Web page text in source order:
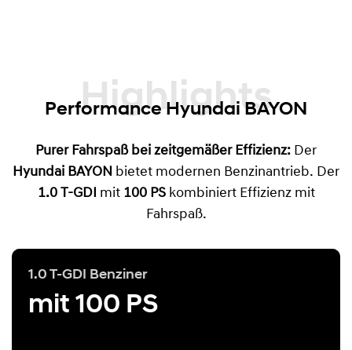
Highlights
Performance Hyundai BAYON
Purer Fahrspaß bei zeitgemäßer Effizienz: Der
Hyundai BAYON bietet modernen Benzinantrieb. Der
1.0 T-GDI mit 100 PSkombiniert Effizienz mit
Fahrspaß.
1.0 T-GDI Benziner
mit 100 PS